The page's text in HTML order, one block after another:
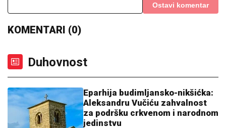
Ostavi komentar
KOMENTARI (0)
Duhovnost
Eparhija budimljansko-nikšićka:
Aleksandru Vučiću zahvalnost
za podršku crkvenom i narodnom
jedinstvu